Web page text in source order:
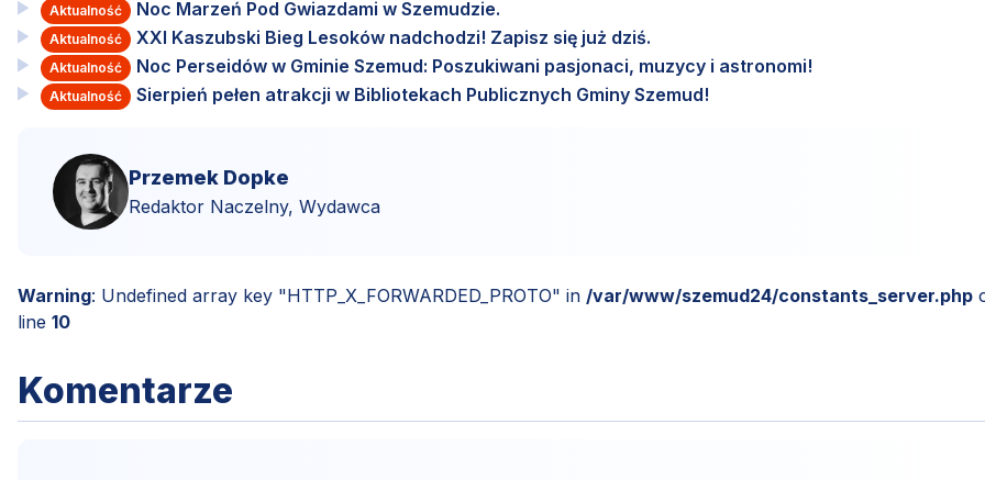
Aktualność Noc Marzeń Pod Gwiazdami w Szemudzie.
Aktualność XXI Kaszubski Bieg Lesoków nadchodzi! Zapisz się już dziś.
Aktualność Noc Perseidów w Gminie Szemud: Poszukiwani pasjonaci, muzycy i astronomi!
Aktualność Sierpień pełen atrakcji w Bibliotekach Publicznych Gminy Szemud!
Przemek Dopke
Redaktor Naczelny, Wydawca
Warning: Undefined array key "HTTP_X_FORWARDED_PROTO" in /var/www/szemud24/constants_server.php
line 10
Komentarze